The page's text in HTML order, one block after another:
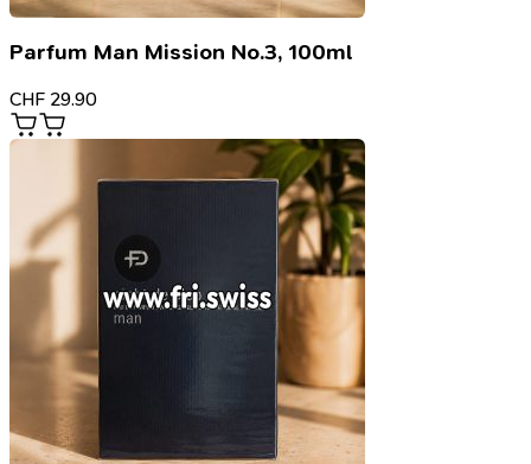
Parfum Man Mission No.3, 100ml
CHF 29.90